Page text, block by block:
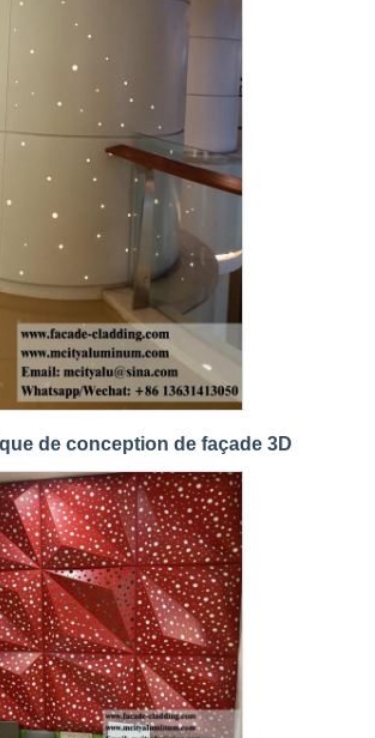
de conception de façade 3D